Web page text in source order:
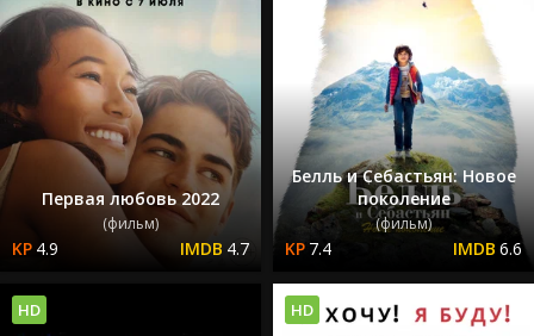
Первая любовь 2022
(фильм)
4.9 4.7
Белль и Себастьян: Новое
поколение
(фильм)
7.4 6.6
HD HD